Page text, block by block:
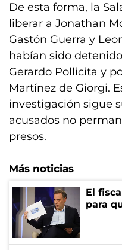
De esta forma, la
liberar a Jonathan
Gastón Guerra y
habían sido
Gerardo Pollicita y
Martínez de Giorgi.
investigación sigue
acusados no
presos.
Más noticias
El
para